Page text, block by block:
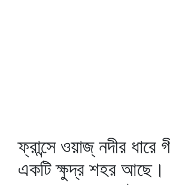
ফ্রান্সে ওয়াজ্‌ নদীর ধারে
একটি ক্ষুদ্র শহর আছে।